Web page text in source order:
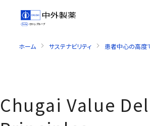
ホーム サステナビリティ 患者中心の高度
Chugai Value